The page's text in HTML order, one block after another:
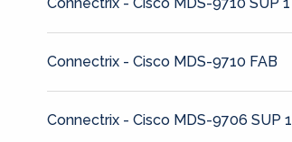
Connectrix - Cisco MDS-9710 FAB
Connectrix - Cisco MDS-9706 SUP 1